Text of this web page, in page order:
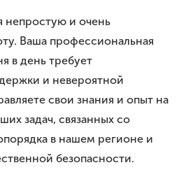
инициатива
непростую и очень
Ваша профессиональная
в день требует
и невероятной
свои знания и опыт на
задач, связанных со
в нашем регионе и
безопасности.